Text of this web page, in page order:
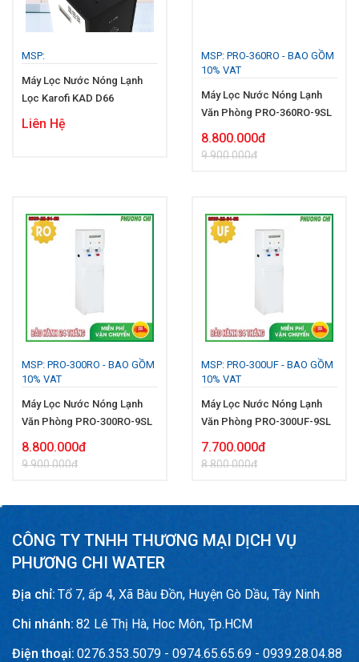
MSP:
Máy Lọc Nước Nóng Lạnh
Lọc Karofi KAD D66
Liên Hệ
MSP: PRO-360RO - BAO GỒM
10% VAT
Máy Lọc Nước Nóng Lạnh
Văn Phòng PRO-360RO-9SL
8.800.000đ
9.900.000đ
MSP: PRO-300RO - BAO GỒM
10% VAT
Máy Lọc Nước Nóng Lạnh
Văn Phòng PRO-300RO-9SL
8.800.000đ
9.900.000đ
MSP: PRO-300UF - BAO GỒM
10% VAT
Máy Lọc Nước Nóng Lạnh
Văn Phòng PRO-300UF-9SL
7.700.000đ
8.800.000đ
CÔNG TY TNHH THƯƠNG MẠI DỊCH VỤ
PHƯƠNG CHI WATER
Địa chỉ: Tổ 7, ấp 4, Xã Bàu Đồn, Huyện Gò Dầu, Tây Ninh
Chi nhánh: 82 Lê Thị Hà, Hoc Môn, Tp.HCM
Điện thoại: 0276.353.5079 - 0974.65.65.69 - 0939.28.04.88